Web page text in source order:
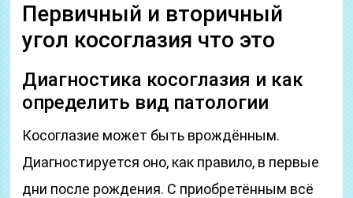
Первичный и вторичный
угол косоглазия что это
Диагностика косоглазия и как
определить вид патологии
Косоглазие может быть врождённым.
Диагностируется оно, как правило, в первые
дни после рождения. С приобретённым всё